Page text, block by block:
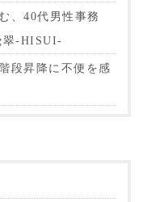
、40代男性事務
翠-HISUI-
段昇降に不便を感